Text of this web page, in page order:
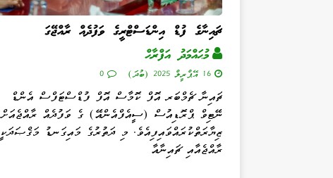
ޗައިނާގެ ފުޑް އިންޑަސްޓްރީގެ ވަފުދެއް ރާއްޖޭގަ
މުޙައްމަދު އަފްރާޙް
16 އޭޕްރީލް 2025 (ބުދަ) 0
ޗައިނާ ޗެމްބަރ އޮފް ކޮމާސް އޮފް ފުޑްސްޓަފްސް އެންޑް
ނޭޓިވް ޕްރޮޑިއުސް (ސީއެފްއެންއޭ) ގެ ވަފުދެއް ރާއްޖެއަށް
ޒިޔާރަތްކުރައްވައިފިއެވެ. މި ދަތުރުގެ މައިގަނޑު މަޤްޞަދަކީ
ރާއްޖެއާއި ޗައިނާއާ